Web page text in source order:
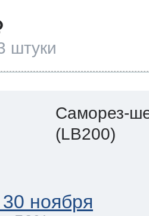
штуки
Саморез-
(LB200)
ноября